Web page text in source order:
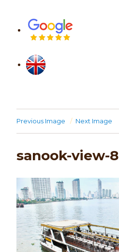
Previous Image Next Image
sanook-view-8